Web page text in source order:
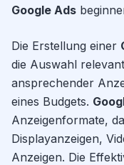
Google Ads
Die Erstellung einer
die Auswahl
ansprechender
eines Budgets.
Anzeigenformate,
Displayanzeigen,
Anzeigen. Die